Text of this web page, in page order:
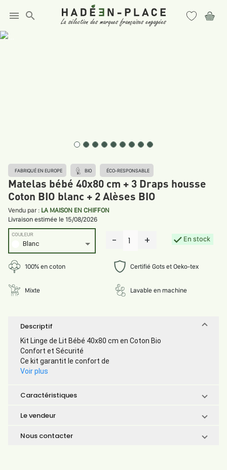
menu search
FABRIQUÉ EN EUROPE BIO ÉCO-RESPONSABLE
Matelas bébé 40x80 cm + 3 Draps housse
Coton BIO blanc + 2 Alèses BIO
Vendu par : LA MAISON EN CHIFFON
Livraison estimée le 15/08/2026
100% en coton Certifié Gots et Oeko-tex
Mixte Lavable en machine
Blanc
COULEUR - 1 + En stock
Descriptif
Kit Linge de Lit Bébé 40x80 cm en Coton Bio
Confort et Sécurité
Ce kit garantit le confort de
Voir plus
Caractéristiques
Le vendeur
Nous contacter